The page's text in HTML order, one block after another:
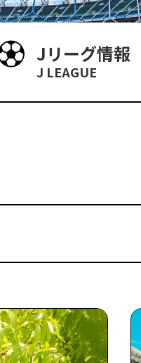
Jリーグ情報
J LEAGUE